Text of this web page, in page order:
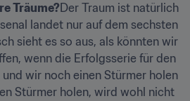
Träume? Der Traum ist natürlich
landet nur auf dem sechsten
sieht es so aus, als könnten wir
wenn die Erfolgsserie für den
und wir noch einen Stürmer holen
Stürmer holen, wird wohl nicht